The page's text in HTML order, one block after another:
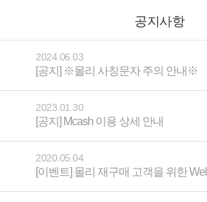
공지사항
2024.06.03
[공지] ※몰리 사칭문자 주의 안내※
2023.01.30
[공지] Mcash 이용 상세 안내
2020.05.04